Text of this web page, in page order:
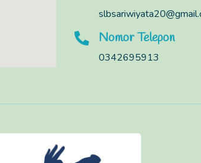
Nomor Telepon
0342695913